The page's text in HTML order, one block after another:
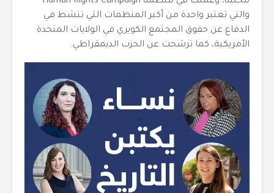
والتي تعتبر واحدة من أكبر المنظمات التي تنشط في
الدفاع عن حقوق المجتمع الكويري في الولايات المتحدة
الأمريكية، كما ترشحت عن الحزب الديمقراطي.